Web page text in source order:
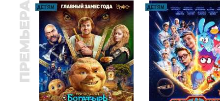
ПРЕМЬЕРА ДЕТЯМ ДЕТЯМ